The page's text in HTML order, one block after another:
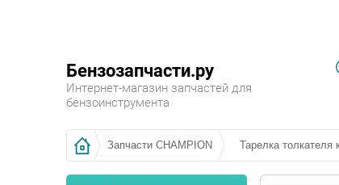
Бензозапчасти.ру
Интернет-магазин запчастей для
бензоинструмента
Запчасти CHAMPION Тарелка толкателя